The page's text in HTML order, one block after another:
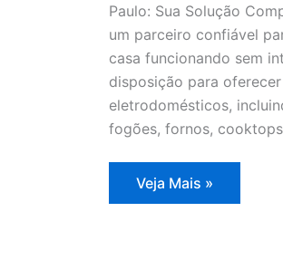
Paulo: Sua Solução
um parceiro confiável
casa funcionando sem
disposição para
eletrodomésticos,
fogões, fornos,
Assistência
Técnica
Veja Mais »